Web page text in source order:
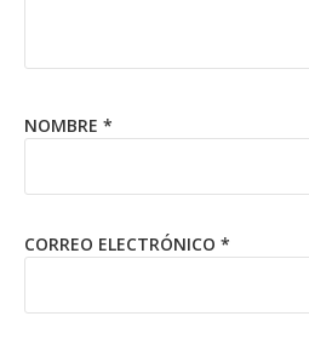
NOMBRE *
CORREO ELECTRÓNICO *